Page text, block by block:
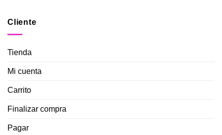
Cliente
Tienda
Mi cuenta
Carrito
Finalizar compra
Pagar